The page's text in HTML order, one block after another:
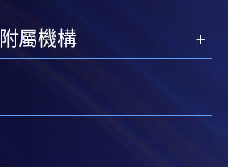
屬機構